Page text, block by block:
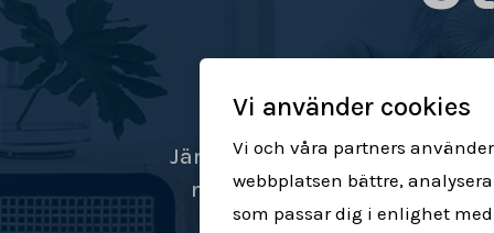
Jämför & hitta rätt
mäklare för dig
Sälj
Vi använder cookies
Vi och våra partners
webbplatsen bättre,
som passar dig i enlighet